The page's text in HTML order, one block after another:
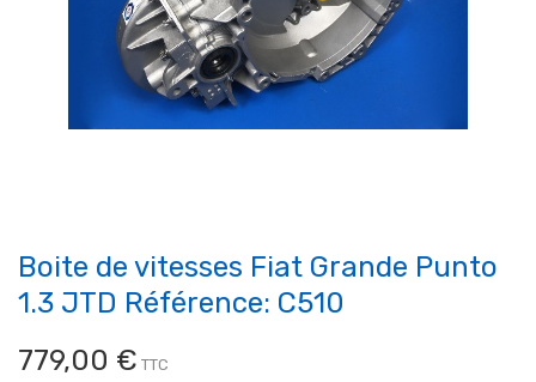
Boite de vitesses Fiat Grande Punto
1.3 JTD Référence: C510
779,00 € TTC